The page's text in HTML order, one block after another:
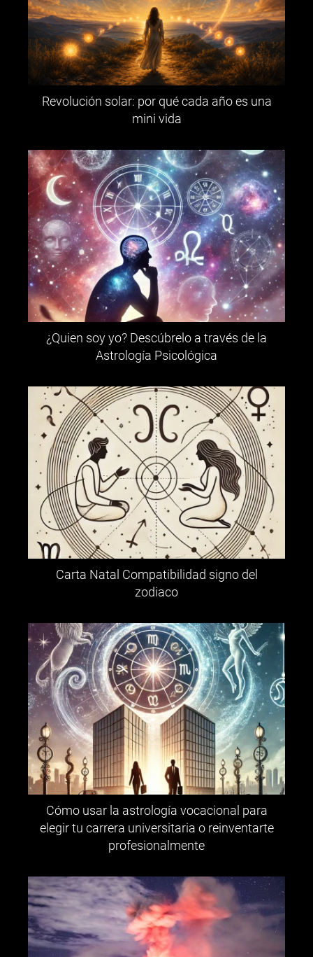
Revolución solar: por qué cada año es una
mini vida
¿Quien soy yo? Descúbrelo a través de la
Astrología Psicológica
Carta Natal Compatibilidad signo del
zodiaco
Cómo usar la astrología vocacional para
elegir tu carrera universitaria o reinventarte
profesionalmente